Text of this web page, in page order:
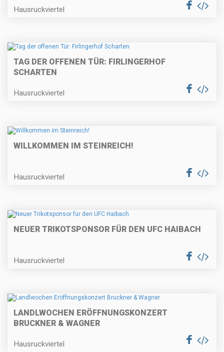
Hausruckviertel
TAG DER OFFENEN TÜR: FIRLINGERHOF
SCHARTEN
Hausruckviertel
WILLKOMMEN IM STEINREICH!
Hausruckviertel
NEUER TRIKOTSPONSOR FÜR DEN UFC HAIBACH
Hausruckviertel
LANDLWOCHEN ERÖFFNUNGSKONZERT
BRUCKNER & WAGNER
Hausruckviertel